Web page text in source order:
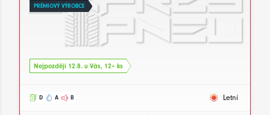
PRÉMIOVÝ VÝROBCE
Nejpozději 12.8. u Vás, 12+ ks
D A B Letní